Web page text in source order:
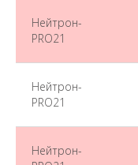
Нейтрон-
PRO21
Нейтрон-
PRO21
Нейтрон-